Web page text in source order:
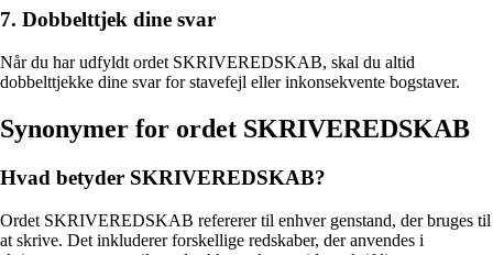
7. Dobbelttjek dine svar
Når du har udfyldt ordet SKRIVEREDSKAB, skal du altid
dobbelttjekke dine svar for stavefejl eller inkonsekvente bogstaver.
Synonymer for ordet SKRIVEREDSKAB
Hvad betyder SKRIVEREDSKAB?
Ordet SKRIVEREDSKAB refererer til enhver genstand, der bruges til
at skrive. Det inkluderer forskellige redskaber, der anvendes i